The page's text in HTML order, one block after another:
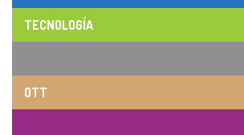
TECNOLOGÍA
OTT